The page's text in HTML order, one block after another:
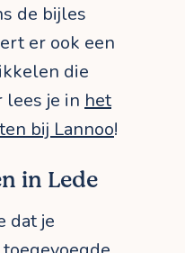
de bijles
er ook een
die
lees je in het
bij Lannoo!
in Lede
dat je